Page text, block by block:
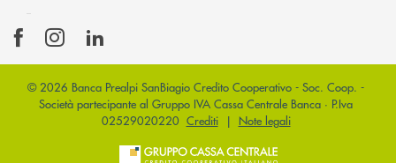
© 2026 Banca Prealpi SanBiagio Credito Cooperativo - Soc. Coop. -
Società partecipante al Gruppo IVA Cassa Centrale Banca · P.Iva
02529020220 Crediti| Note legali